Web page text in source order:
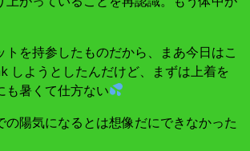
トを持参したものだから、まあ今日はこ
しようとしたんだけど、まずは上着を
も暑くて仕方ない
の陽気になるとは想像だにできなかった